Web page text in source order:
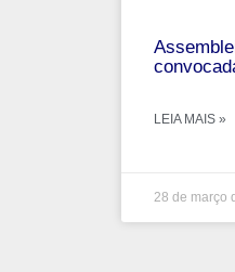
LEIA MAIS »
28 de março